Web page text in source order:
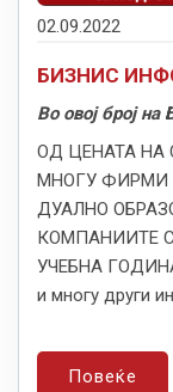
02.09.2022
БИЗНИС
Во овој број
ОД ЦЕНАТА НА
МНОГУ ФИРМИ
ДУАЛНО
КОМПАНИИТЕ
УЧЕБНА
и многу други
Повеќе